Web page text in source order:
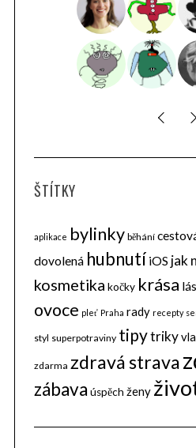
ŠTÍTKY
aplikace bylinky běhání
dovolená hubnutí iOS jak
kosmetika kočky krása
ovoce pleť Praha rady recepty
styl superpotraviny tipytriky
zdarma zdravá strava
zábava úspěch ženy